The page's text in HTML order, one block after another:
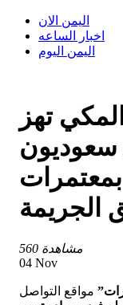
اليمن الان
اخبار الساعه
اليمن اليوم
تهز
سعوديون
الجريمة
560 مشاهدة
04 Nov
مواقع التواصل